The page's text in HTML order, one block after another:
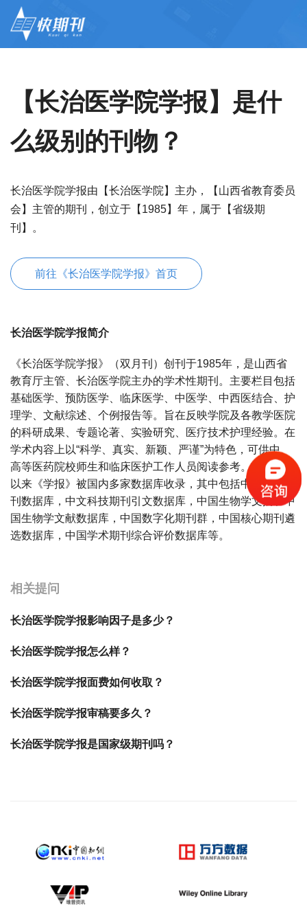
【长治医学院学报】是什
么级别的刊物？
长治医学院学报由【长治医学院】主办，【山西省教育委员
会】主管的期刊，创立于【1985】年，属于【省级期
刊】。
前往《长治医学院学报》首页
长治医学院学报简介
《长治医学院学报》（双月刊）创刊于1985年，是山西省
教育厅主管、长治医学院主办的学术性期刊。主要栏目包括
基础医学、预防医学、临床医学、中医学、中西医结合、护
理学、文献综述、个例报告等。旨在反映学院及各教学医院
的科研成果、专题论著、实验研究、医疗技术护理经验。在
学术内容上以“科学、真实、新颖、严谨”为特色，可供中、
高等医药院校师生和临床医护工作人员阅读参考。1989年
以来《学报》被国内多家数据库收录，其中包括中文科技期
刊数据库，中文科技期刊引文数据库，中国生物学文摘和中
国生物学文献数据库，中国数字化期刊群，中国核心期刊遴
选数据库，中国学术期刊综合评价数据库等。
相关提问
长治医学院学报影响因子是多少？
长治医学院学报怎么样？
长治医学院学报面费如何收取？
长治医学院学报审稿要多久？
长治医学院学报是国家级期刊吗？